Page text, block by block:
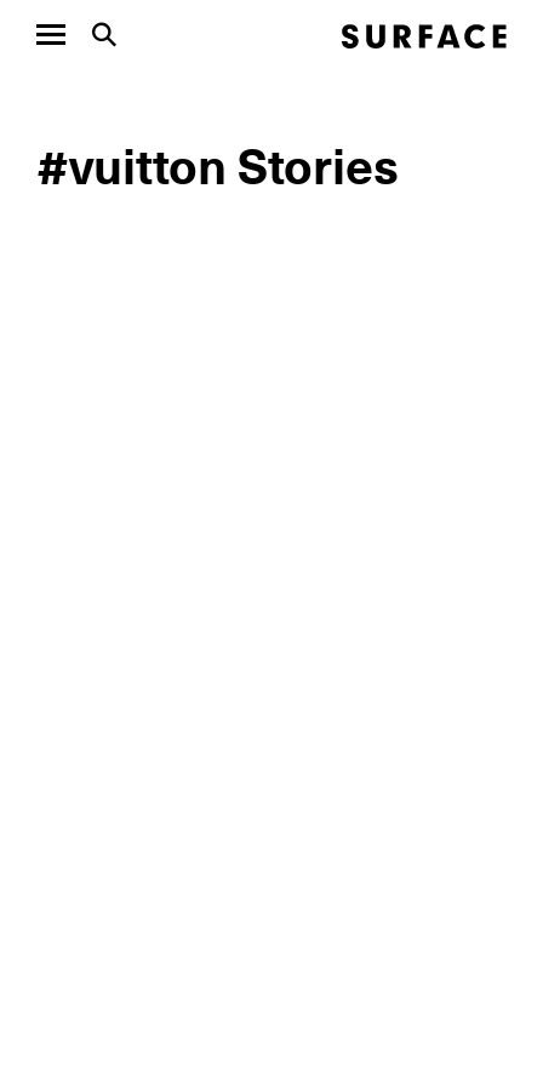
#vuitton Stories